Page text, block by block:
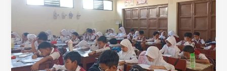
Mengoptimalkan
Spesifik
Daerah
dalam
Program